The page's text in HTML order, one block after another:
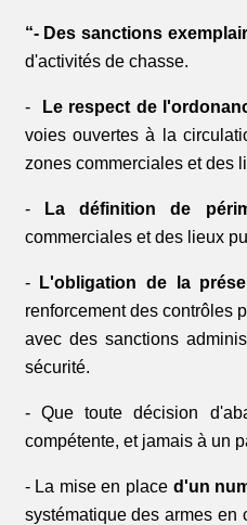
“- Des sanctions
d'activités de chasse.
- Le respect de
voies ouvertes à la
zones commerciales et des
- La définition de
commerciales et des lieux
- L'obligation de la
renforcement des contrôles
avec des sanctions
sécurité.
- Que toute décision
compétente, et jamais à un
- La mise en place d'un
systématique des armes